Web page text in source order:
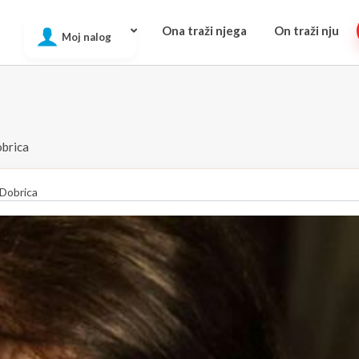
Moj nalog Ona traži njega On traži nju